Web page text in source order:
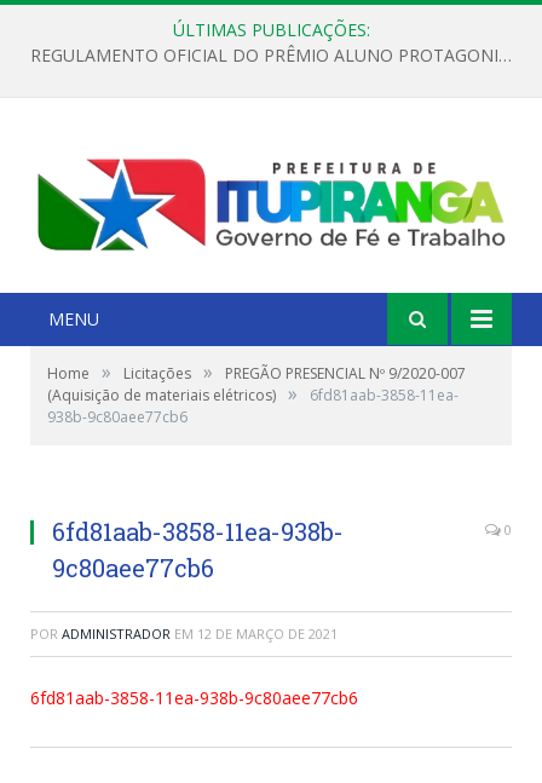
ÚLTIMAS PUBLICAÇÕES:
REGULAMENTO OFICIAL DO PRÊMIO ALUNO PROTAGONISTA – EDIÇÃO 2026
MENU
Home » Licitações »
PREGÃO PRESENCIAL Nº 9/2020-007
(Aquisição de materiais elétricos) »
6fd81aab-3858-11ea-
938b-9c80aee77cb6
6fd81aab-3858-11ea-938b-
9c80aee77cb6
0
POR ADMINISTRADOR EM 12 DE MARÇO DE 2021
6fd81aab-3858-11ea-938b-9c80aee77cb6